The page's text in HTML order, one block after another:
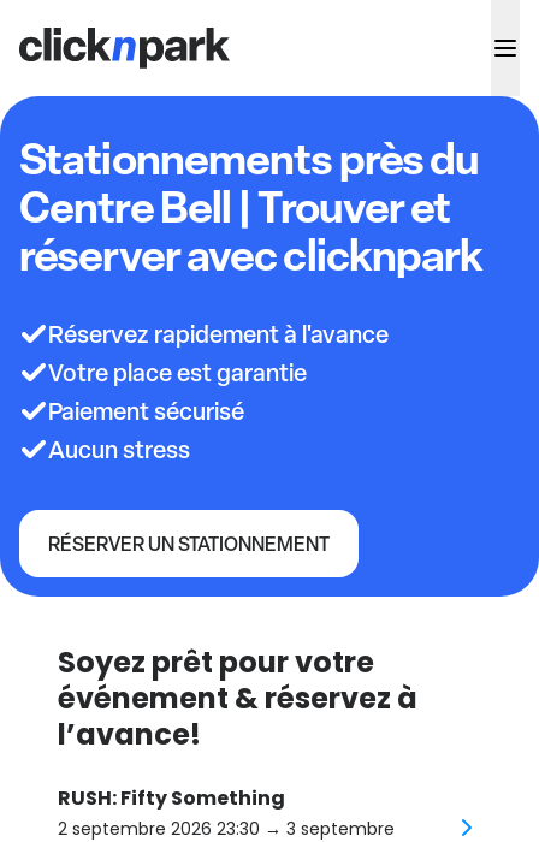
Stationnements près du
Centre Bell | Trouver et
réserver avec clicknpark
Réservez rapidement à l'avance
Votre place est garantie
Paiement sécurisé
Aucun stress
RÉSERVER UN STATIONNEMENT
Soyez prêt pour votre
événement & réservez à
l’avance!
RUSH: Fifty Something
2 septembre 2026 23:30 → 3 septembre